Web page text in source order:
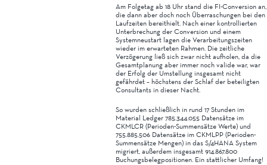
Am Folgetag ab 18 Uhr stand die FI-Conversion an,
die dann aber doch noch Überraschungen bei den
Laufzeiten bereithielt. Nach einer kontrollierten
Unterbrechung der Conversion und einem
Systemneustart lagen die Verarbeitungszeiten
wieder im erwarteten Rahmen. Die zeitliche
Verzögerung ließ sich zwar nicht aufholen, da die
Gesamtplanung aber immer noch valide war, war
der Erfolg der Umstellung insgesamt nicht
gefährdet – höchstens der Schlaf der beteiligten
Consultants in dieser Nacht.
So wurden schließlich in rund 17 Stunden im
Material Ledger 785.344.055 Datensätze im
CKMLCR (Perioden-Summensätze Werte) und
755.885.506 Datensätze im CKMLPP (Perioden-
Summensätze Mengen) in das S/4HANA System
migriert, außerdem insgesamt 914.867.800
Buchungsbelegpositionen. Ein stattlicher Umfang!